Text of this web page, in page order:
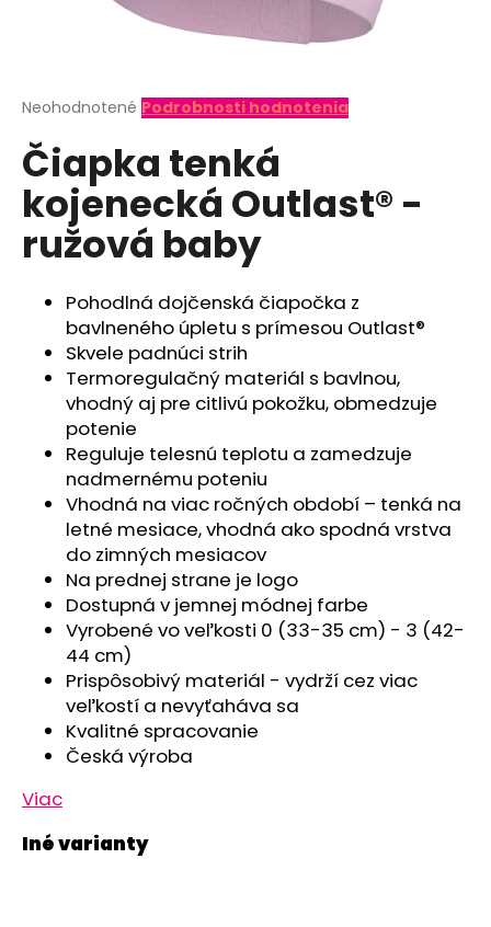
Priemerné
produktu
je
0,0
5
hviezdičiek.
Neohodnotené Podrobnosti hodnotenia
Čiapka tenká
kojenecká Outlast® -
ružová baby
Pohodlná dojčenská čiapočka z
bavlneného úpletu s prímesou Outlast®
Skvele padnúci strih
Termoregulačný materiál s bavlnou,
vhodný aj pre citlivú pokožku, obmedzuje
potenie
Reguluje telesnú teplotu a zamedzuje
nadmernému poteniu
Vhodná na viac ročných období – tenká na
letné mesiace, vhodná ako spodná vrstva
do zimných mesiacov
Na prednej strane je logo
Dostupná v jemnej módnej farbe
Vyrobené vo veľkosti 0 (33-35 cm) - 3 (42-
44 cm)
Prispôsobivý materiál - vydrží cez viac
veľkostí a nevyťaháva sa
Kvalitné spracovanie
Česká výroba
Viac
ť
?
HĽADAŤ
ČIAPKA
TENKÁ
PLOCHÝ
ŠEV
OUTLAST®
RUŽOVÁ
BABY
€9,62